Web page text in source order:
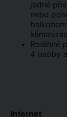
jedné
nebo
Rodinné
4 osoby
Internet